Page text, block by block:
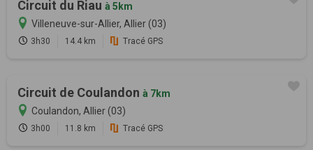
Circuit du Riau à 5km
Villeneuve-sur-Allier, Allier (03)
3h30 14.4 km Tracé GPS
Circuit de Coulandon à 7km
Coulandon, Allier (03)
3h00 11.8 km Tracé GPS